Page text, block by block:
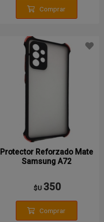
Comprar
Protector Reforzado Mate
Samsung A72
$U 350
Comprar